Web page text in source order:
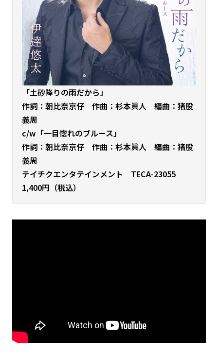
「土砂降りの雨だから」
作詞：朝比奈京仔 作曲：杉本眞人 編曲：猪股
義周
c/w「一目惚れのブルース」
作詞：朝比奈京仔 作曲：杉本眞人 編曲：猪股
義周
テイチクエンタテインメント TECA-23055
1,400円（税込）